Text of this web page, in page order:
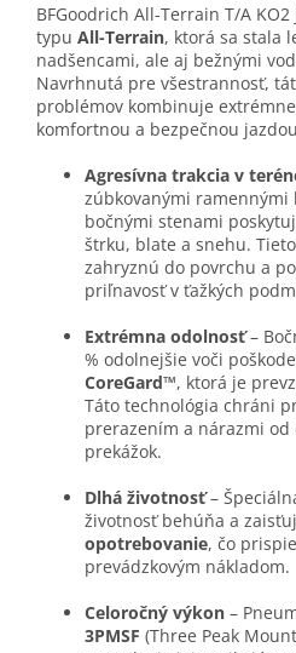
BFGoodrich All-Terrain T/A
typu All-Terrain, ktorá sa stala
nadšencami, ale aj bežnými
Navrhnutá pre všestrannosť,
problémov kombinuje
komfortnou a bezpečnou
Agresívna trakcia v
zúbkovanými ramennými
bočnými stenami
štrku, blate a snehu.
zahryznú do povrchu a
priľnavosť v ťažkých
Extrémna odolnosť–
% odolnejšie voči
CoreGard™, ktorá je
Táto technológia chráni
prerazením a nárazmi od
prekážok.
Dlhá životnosť–
životnosť behúňa a
opotrebovanie, čo
prevádzkovým nákladom.
Celoročný výkon –
3PMSF (Three Peak